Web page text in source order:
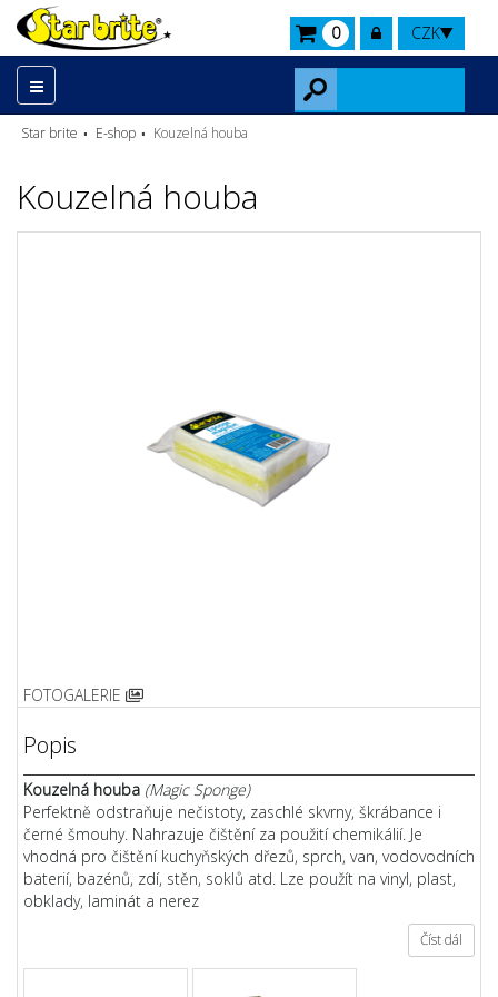
CZK
0
Star brite E-shop Kouzelná houba
Kouzelná houba
FOTOGALERIE
Popis
Kouzelná houba (Magic Sponge)
Perfektně odstraňuje nečistoty, zaschlé skvrny, škrábance i
černé šmouhy. Nahrazuje čištění za použití chemikálií. Je
vhodná pro čištění kuchyňských dřezů, sprch, van, vodovodních
baterií, bazénů, zdí, stěn, soklů atd. Lze použít na vinyl, plast,
obklady, laminát a nerez
Číst dál